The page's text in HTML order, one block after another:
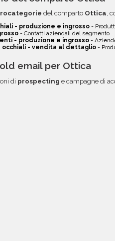
del comparto Ottica,
- produzione e ingrosso -
- Contatti aziendali del segmento
- produzione e ingrosso -
- vendita al dettaglio -
email per Ottica
di prospecting e campagne di